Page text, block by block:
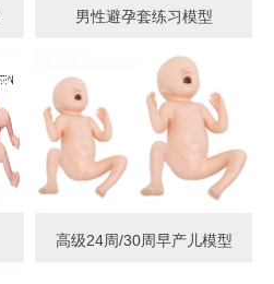
男性避孕套练习模型
高级24周/30周早产儿模型